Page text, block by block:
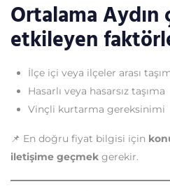
Ortalama Aydın
etkileyen
İlçe içi veya ilçeler arası
Hasarlı veya hasarsız taşıma
Vinçli kurtarma gereksinimi
📌 En doğru fiyat bilgisi için
iletişime geçmek gerekir.